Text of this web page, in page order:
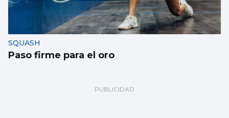
SQUASH
Paso firme para el oro